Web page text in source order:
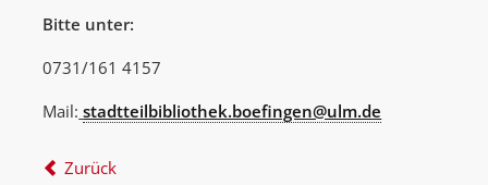
Bitte unter:
0731/161 4157
Mail: stadtteilbibliothek.boefingen@ulm.de
Zurück